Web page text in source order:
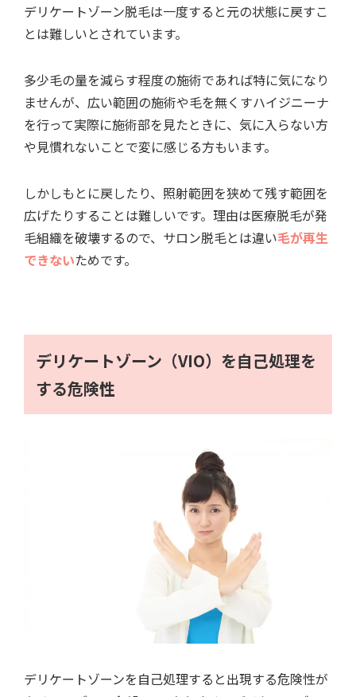
デリケートゾーン脱毛は一度すると元の状態に戻すこ
とは難しいとされています。
多少毛の量を減らす程度の施術であれば特に気になり
ませんが、広い範囲の施術や毛を無くすハイジニーナ
を行って実際に施術部を見たときに、気に入らない方
や見慣れないことで変に感じる方もいます。
しかしもとに戻したり、照射範囲を狭めて残す範囲を
広げたりすることは難しいです。理由は医療脱毛が発
毛組織を破壊するので、サロン脱毛とは違い毛が再生
できないためです。
デリケートゾーン（VIO）を自己処理を
する危険性
デリケートゾーンを自己処理すると出現する危険性が